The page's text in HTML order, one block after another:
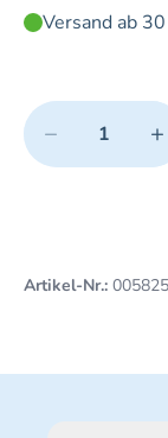
Versand ab
Quantity
− +
Minimum
Add 1 item to cart
Artikel-Nr.: